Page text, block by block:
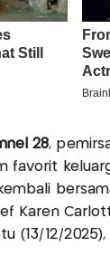
28,
favorit
Karen
(13/12/